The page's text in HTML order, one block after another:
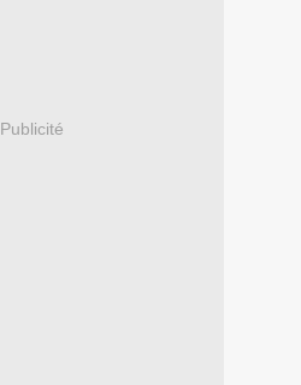
Publicité